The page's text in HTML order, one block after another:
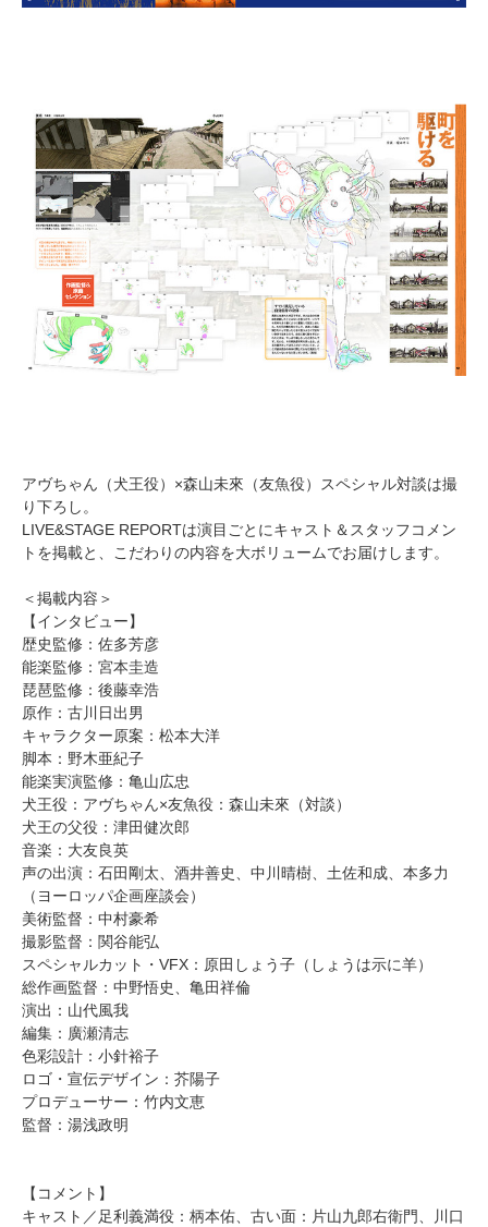
アヴちゃん（犬王役）×森山未來（友魚役）スペシャル対談は撮
り下ろし。
LIVE&STAGE REPORTは演目ごとにキャスト＆スタッフコメン
トを掲載と、こだわりの内容を大ボリュームでお届けします。
＜掲載内容＞
【インタビュー】
歴史監修：佐多芳彦
能楽監修：宮本圭造
琵琶監修：後藤幸浩
原作：古川日出男
キャラクター原案：松本大洋
脚本：野木亜紀子
能楽実演監修：亀山広忠
犬王役：アヴちゃん×友魚役：森山未來（対談）
犬王の父役：津田健次郎
音楽：大友良英
声の出演：石田剛太、酒井善史、中川晴樹、土佐和成、本多力
（ヨーロッパ企画座談会）
美術監督：中村豪希
撮影監督：関谷能弘
スペシャルカット・VFX：原田しょう子（しょうは示に羊）
総作画監督：中野悟史、亀田祥倫
演出：山代風我
編集：廣瀬清志
色彩設計：小針裕子
ロゴ・宣伝デザイン：芥陽子
プロデューサー：竹内文恵
監督：湯浅政明
【コメント】
キャスト／足利義満役：柄本佑、古い面：片山九郎右衛門、川口